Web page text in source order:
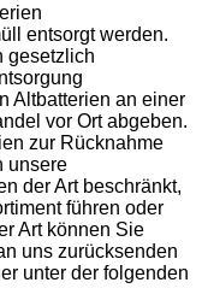
entsorgt werden.
gesetzlich
Altbatterien an einer
vor Ort abgeben.
zur Rücknahme
unsere
der Art beschränkt,
führen oder
Art können Sie
uns zurücksenden
unter der folgenden